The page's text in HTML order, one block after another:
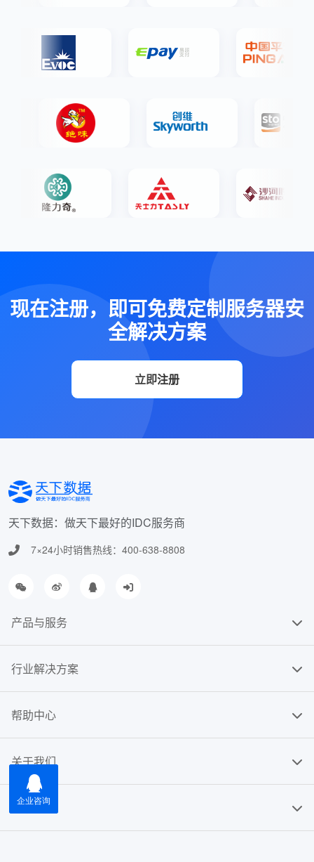
现在注册，即可免费定制服务器安
全解决方案
立即注册
天下数据：做天下最好的IDC服务商
7×24小时销售热线：400-638-8808
产品与服务
行业解决方案
帮助中心
关于我们
友情链接